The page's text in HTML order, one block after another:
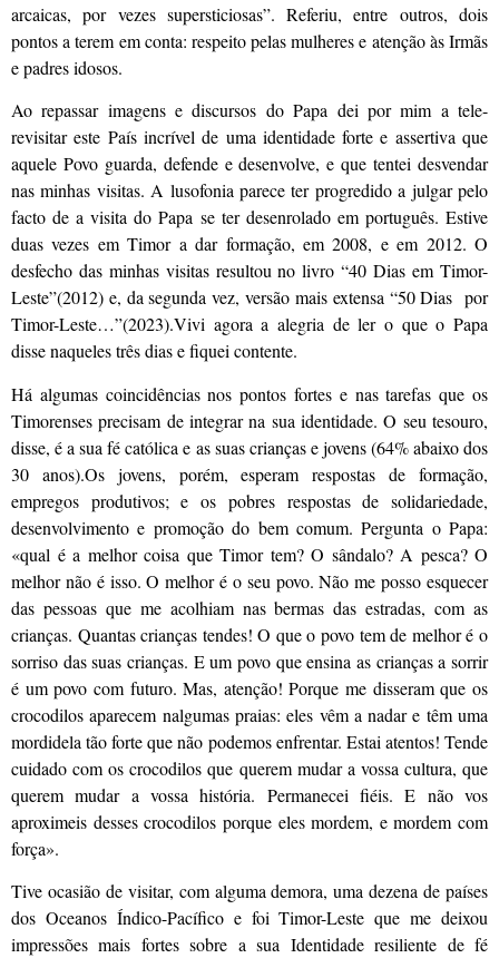
arcaicas, por vezes supersticiosas”. Referiu, entre outros, dois
pontos a terem em conta: respeito pelas mulheres e atenção às Irmãs
e padres idosos.
Ao repassar imagens e discursos do Papa dei por mim a tele-
revisitar este País incrível de uma identidade forte e assertiva que
aquele Povo guarda, defende e desenvolve, e que tentei desvendar
nas minhas visitas. A lusofonia parece ter progredido a julgar pelo
facto de a visita do Papa se ter desenrolado em português. Estive
duas vezes em Timor a dar formação, em 2008, e em 2012. O
desfecho das minhas visitas resultou no livro “40 Dias em Timor-
Leste”(2012) e, da segunda vez, versão mais extensa “50 Dias por
Timor-Leste…”(2023).Vivi agora a alegria de ler o que o Papa
disse naqueles três dias e fiquei contente.
Há algumas coincidências nos pontos fortes e nas tarefas que os
Timorenses precisam de integrar na sua identidade. O seu tesouro,
disse, é a sua fé católica e as suas crianças e jovens (64% abaixo dos
30 anos).Os jovens, porém, esperam respostas de formação,
empregos produtivos; e os pobres respostas de solidariedade,
desenvolvimento e promoção do bem comum. Pergunta o Papa:
«qual é a melhor coisa que Timor tem? O sândalo? A pesca? O
melhor não é isso. O melhor é o seu povo. Não me posso esquecer
das pessoas que me acolhiam nas bermas das estradas, com as
crianças. Quantas crianças tendes! O que o povo tem de melhor é o
sorriso das suas crianças. E um povo que ensina as crianças a sorrir
é um povo com futuro. Mas, atenção! Porque me disseram que os
crocodilos aparecem nalgumas praias: eles vêm a nadar e têm uma
mordidela tão forte que não podemos enfrentar. Estai atentos! Tende
cuidado com os crocodilos que querem mudar a vossa cultura, que
querem mudar a vossa história. Permanecei fiéis. E não vos
aproximeis desses crocodilos porque eles mordem, e mordem com
força».
Tive ocasião de visitar, com alguma demora, uma dezena de países
dos Oceanos Índico-Pacífico e foi Timor-Leste que me deixou
impressões mais fortes sobre a sua Identidade resiliente de fé